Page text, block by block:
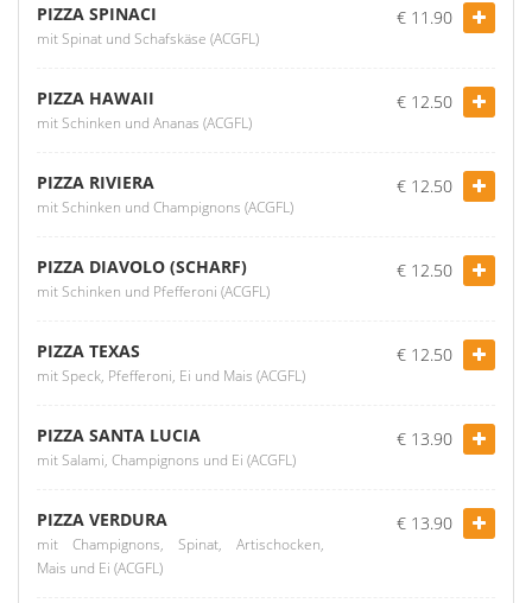
PIZZA SPINACI
mit Spinat und Schafskäse (ACGFL)
€ 11.90
PIZZA HAWAII
mit Schinken und Ananas (ACGFL)
€ 12.50
PIZZA RIVIERA
mit Schinken und Champignons (ACGFL)
€ 12.50
PIZZA DIAVOLO (SCHARF)
mit Schinken und Pfefferoni (ACGFL)
€ 12.50
PIZZA TEXAS
mit Speck, Pfefferoni, Ei und Mais (ACGFL)
€ 12.50
PIZZA SANTA LUCIA
mit Salami, Champignons und Ei (ACGFL)
€ 13.90
PIZZA VERDURA
mit Champignons, Spinat, Artischocken,
Mais und Ei (ACGFL)
€ 13.90